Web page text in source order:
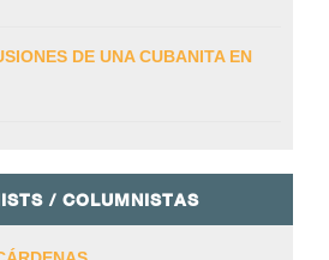
DE UNA CUBANITA EN
/ COLUMNISTAS